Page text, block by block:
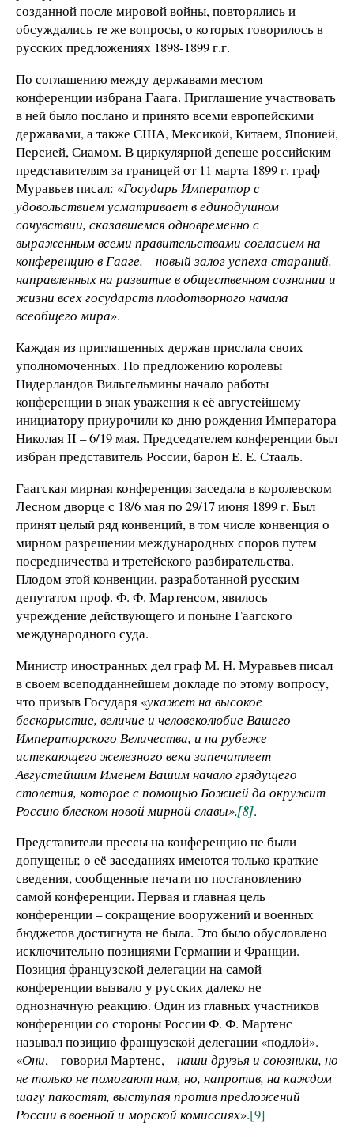
созданной после мировой войны, повторялись и
обсуждались те же вопросы, о которых говорилось в
русских предложениях 1898-1899 г.г.
По соглашению между державами местом
конференции избрана Гаага. Приглашение участвовать
в ней было послано и принято всеми европейскими
державами, а также США, Мексикой, Китаем, Японией,
Персией, Сиамом. В циркулярной депеше российским
представителям за границей от 11 марта 1899 г. граф
Муравьев писал: «Государь Император с
удовольствием усматривает в единодушном
сочувствии, сказавшемся одновременно с
выраженным всеми правительствами согласием на
конференцию в Гааге, – новый залог успеха стараний,
направленных на развитие в общественном сознании и
жизни всех государств плодотворного начала
всеобщего мира».
Каждая из приглашенных держав прислала своих
уполномоченных. По предложению королевы
Нидерландов Вильгельмины начало работы
конференции в знак уважения к её августейшему
инициатору приурочили ко дню рождения Императора
Николая II – 6/19 мая. Председателем конференции был
избран представитель России, барон Е. Е. Стааль.
Гаагская мирная конференция заседала в королевском
Лесном дворце с 18/6 мая по 29/17 июня 1899 г. Был
принят целый ряд конвенций, в том числе конвенция о
мирном разрешении международных споров путем
посредничества и третейского разбирательства.
Плодом этой конвенции, разработанной русским
депутатом проф. Ф. Ф. Мартенсом, явилось
учреждение действующего и поныне Гаагского
международного суда.
Министр иностранных дел граф М. Н. Муравьев писал
в своем всеподданнейшем докладе по этому вопросу,
что призыв Государя «укажет на высокое
бескорыстие, величие и человеколюбие Вашего
Императорского Величества, и на рубеже
истекающего железного века запечатлеет
Августейшим Именем Вашим начало грядущего
столетия, которое с помощью Божией да окружит
Россию блеском новой мирной славы».[8].
Представители прессы на конференцию не были
допущены; о её заседаниях имеются только краткие
сведения, сообщенные печати по постановлению
самой конференции. Первая и главная цель
конференции – сокращение вооружений и военных
бюджетов достигнута не была. Это было обусловлено
исключительно позициями Германии и Франции.
Позиция французской делегации на самой
конференции вызвало у русских далеко не
однозначную реакцию. Один из главных участников
конференции со стороны России Ф. Ф. Мартенс
называл позицию французской делегации «подлой».
«Они, – говорил Мартенс, –наши друзья и союзники, но
не только не помогают нам, но, напротив, на каждом
шагу пакостят, выступая против предложений
России в военной и морской комиссиях».[9]